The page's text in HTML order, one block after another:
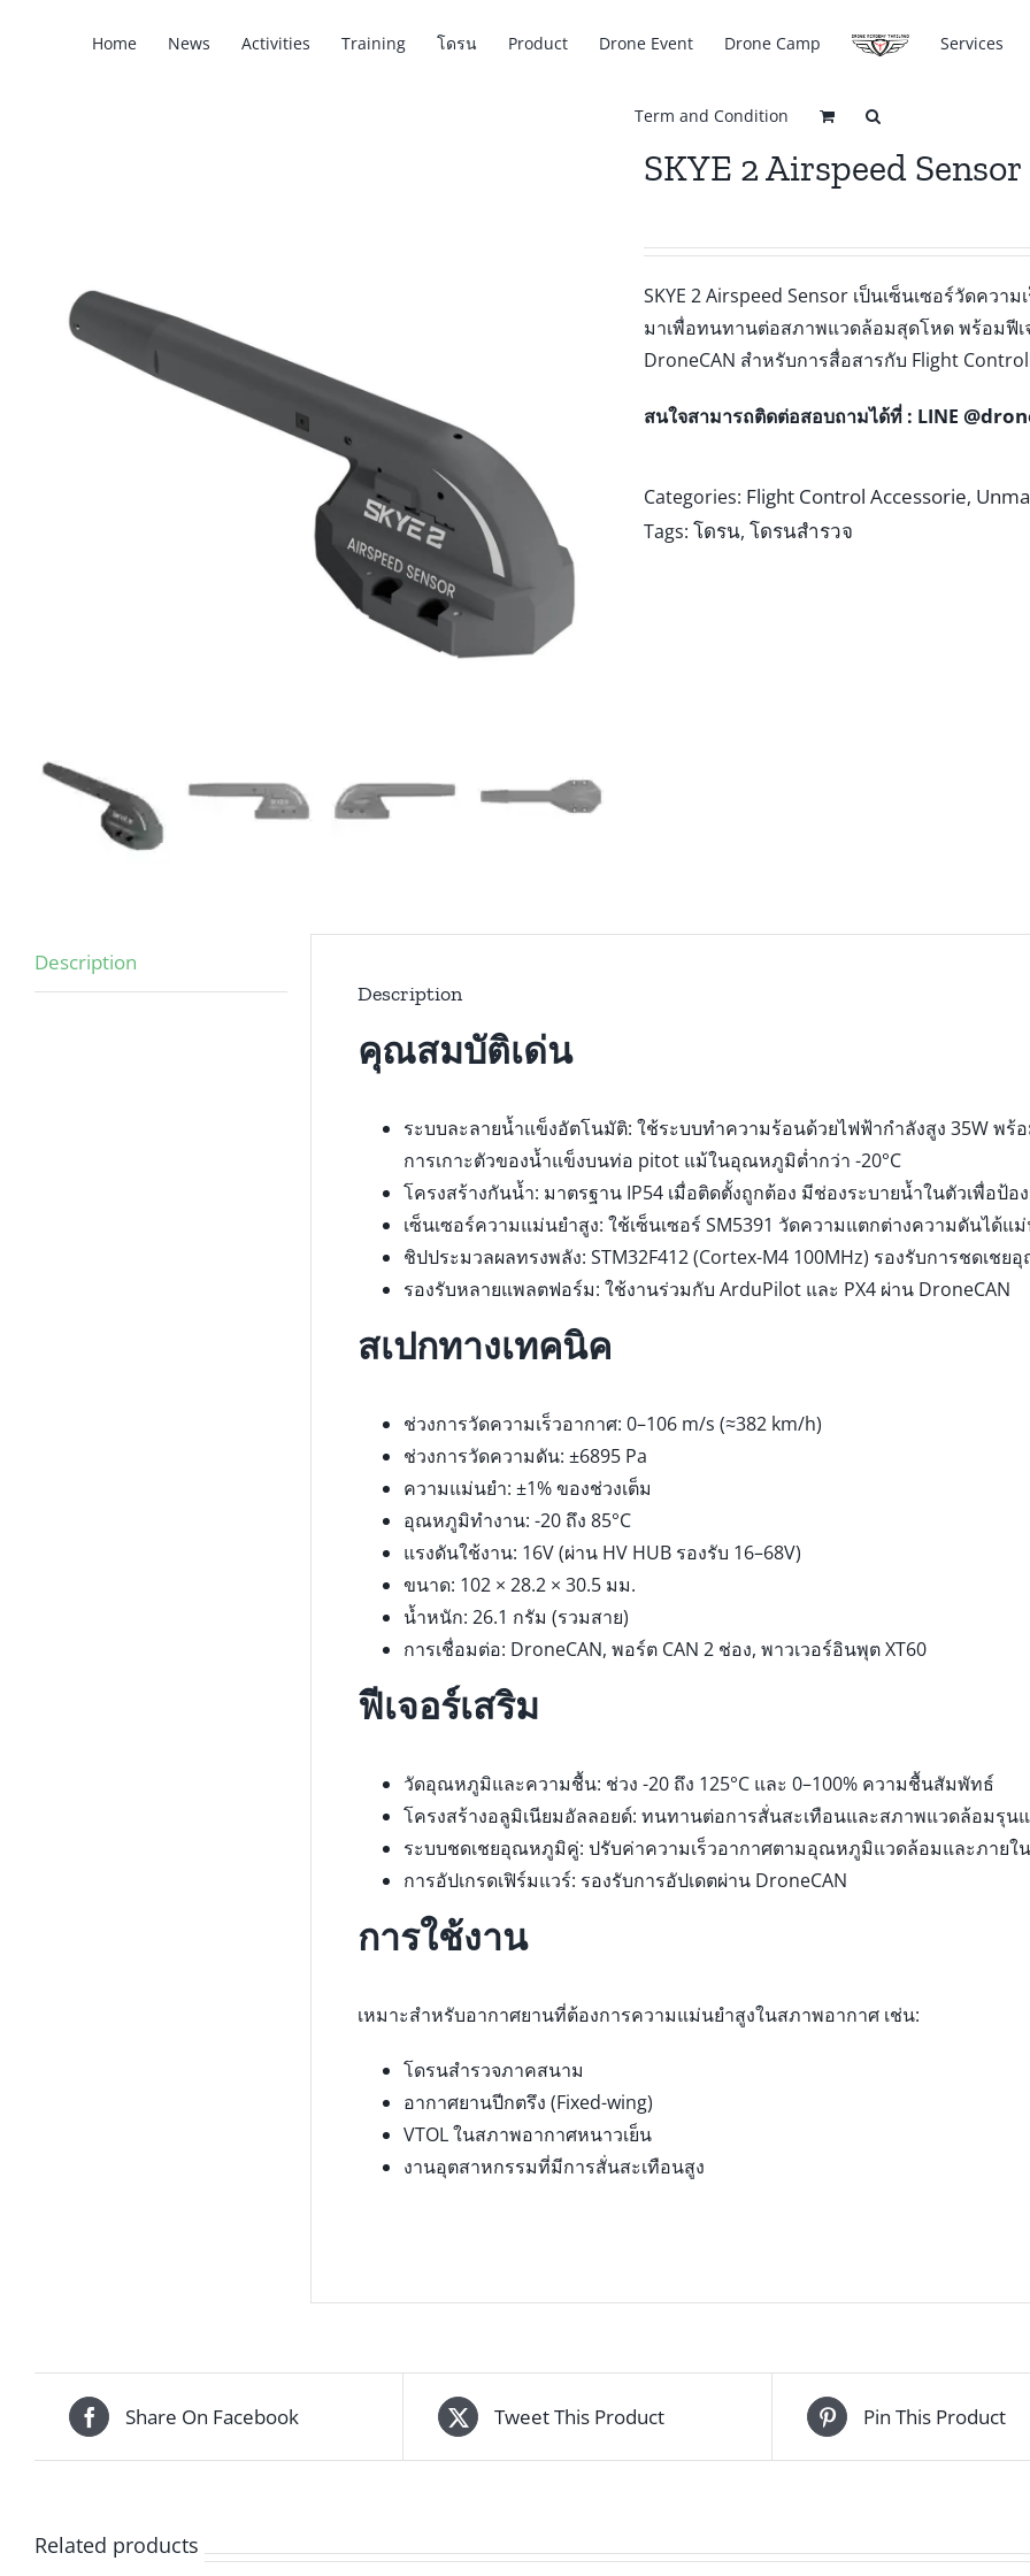
Home News Activities Training โดรน Product Drone Event Drone Camp Services
Term and Condition
SKYE 2 Airspeed Sensor
SKYE 2 Airspeed Sensor เป็นเซ็นเซอร์วัดคว
มาเพื่อทนทานต่อสภาพแวดล้อมสุดโหด พร้อมฟี
DroneCAN สำหรับการสื่อสารกับ Flight
สนใจสามารถติดต่อสอบถามได้ที่ : LINE
Categories: Flight Control Accessorie,
Tags: โดรน, โดรนสำรวจ
Description
Description
คุณสมบัติเด่น
ระบบละลายน้ำแข็งอัตโนมัติ: ใช้ระบบทำความร้อนด้วยไฟฟ้ากำลังสูง 35W
การเกาะตัวของน้ำแข็งบนท่อ pitot แม้ในอุณหภูมิต่ำกว่า -20°C
โครงสร้างกันน้ำ: มาตรฐาน IP54 เมื่อติดตั้งถูกต้อง มีช่องระบายน้ำในตัวเพื่อป้
เซ็นเซอร์ความแม่นยำสูง: ใช้เซ็นเซอร์ SM5391 วัดความแตกต่างความดันได้แม่
ชิปประมวลผลทรงพลัง: STM32F412 (Cortex-M4 100MHz) รองรับการชดเช
รองรับหลายแพลตฟอร์ม: ใช้งานร่วมกับ ArduPilot และ PX4 ผ่าน DroneCAN
สเปกทางเทคนิค
ช่วงการวัดความเร็วอากาศ: 0–106 m/s (≈382 km/h)
ช่วงการวัดความดัน: ±6895 Pa
ความแม่นยำ: ±1% ของช่วงเต็ม
อุณหภูมิทำงาน: -20 ถึง 85°C
แรงดันใช้งาน: 16V (ผ่าน HV HUB รองรับ 16–68V)
ขนาด: 102 × 28.2 × 30.5 มม.
น้ำหนัก: 26.1 กรัม (รวมสาย)
การเชื่อมต่อ: DroneCAN, พอร์ต CAN 2 ช่อง, พาวเวอร์อินพุต XT60
ฟีเจอร์เสริม
วัดอุณหภูมิและความชื้น: ช่วง -20 ถึง 125°C และ 0–100% ความชื้นสัมพัทธ์
โครงสร้างอลูมิเนียมอัลลอยด์: ทนทานต่อการสั่นสะเทือนและสภาพแวดล้อมรุน
ระบบชดเชยอุณหภูมิคู่: ปรับค่าความเร็วอากาศตามอุณหภูมิแวดล้อมและภายใน
การอัปเกรดเฟิร์มแวร์: รองรับการอัปเดตผ่าน DroneCAN
การใช้งาน
เหมาะสำหรับอากาศยานที่ต้องการความแม่นยำสูงในสภาพอากาศ เช่น:
โดรนสำรวจภาคสนาม
อากาศยานปีกตรึง (Fixed-wing)
VTOL ในสภาพอากาศหนาวเย็น
งานอุตสาหกรรมที่มีการสั่นสะเทือนสูง
Share On Facebook Tweet This Product Pin This Product
Related products